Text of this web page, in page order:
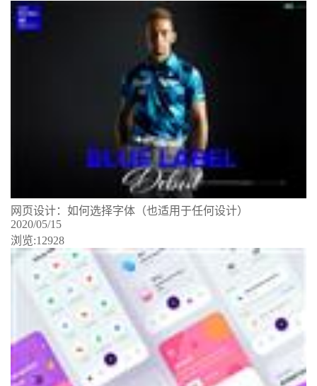
网页设计：如何选择字体（也适用于任何设计）
2020/05/15
浏览:12928